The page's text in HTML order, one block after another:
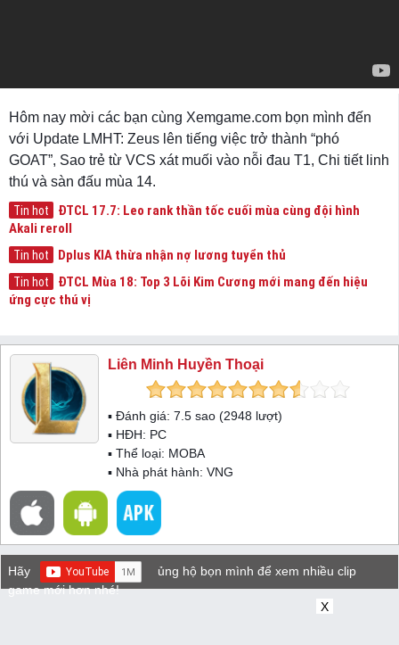
Hôm nay mời các bạn cùng Xemgame.com bọn mình đến
với Update LMHT: Zeus lên tiếng việc trở thành “phó
GOAT”, Sao trẻ từ VCS xát muối vào nỗi đau T1, Chi tiết linh
thú và sàn đấu mùa 14.
Tin hot
ĐTCL 17.7: Leo rank thần tốc cuối mùa cùng đội hình
Akali reroll
Tin hot Dplus KIA thừa nhận nợ lương tuyển thủ
Tin hot
ĐTCL Mùa 18: Top 3 Lõi Kim Cương mới mang đến hiệu
ứng cực thú vị
Liên Minh Huyền Thoại
▪ Đánh giá: 7.5 sao (2948 lượt)
▪ HĐH: PC
▪ Thể loại: MOBA
▪ Nhà phát hành: VNG
Hãy
ủng hộ bọn mình để xem nhiều clip
game mới hơn nhé!
X